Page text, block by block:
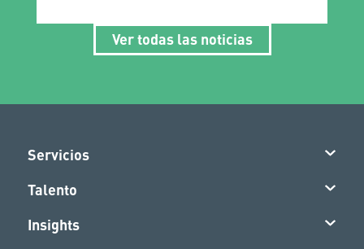
Ver todas las noticias
Servicios
Talento
Insights